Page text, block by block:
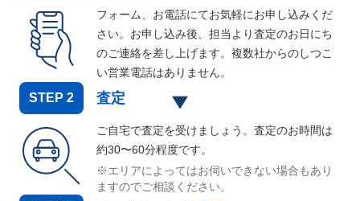
フォーム、お電話にてお気軽にお申し込みくだ
さい。お申し込み後、担当より査定のお日にち
のご連絡を差し上げます。複数社からのしつこ
い営業電話はありません。
STEP 2 査定
ご自宅で査定を受けましょう。査定のお時間は
約30〜60分程度です。
※エリアによってはお伺いできない場合もあり
ますのでご相談ください。